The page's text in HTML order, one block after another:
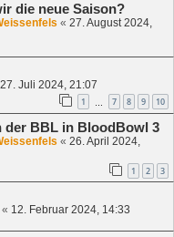
die neue Saison?
« 27. August 2024,
27. Juli 2024, 21:07
1 7 8 9 10
der BBL in BloodBowl 3
« 26. April 2024,
1 2 3
« 12. Februar 2024, 14:33